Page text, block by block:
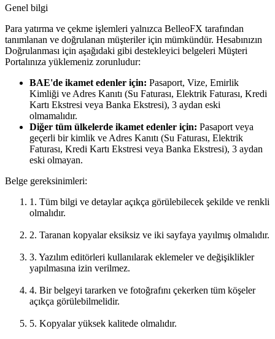
Genel bilgi
Para yatırma ve çekme işlemleri yalnızca BelleoFX tarafından
tanımlanan ve doğrulanan müşteriler için mümkündür. Hesabınızın
Doğrulanması için aşağıdaki gibi destekleyici belgeleri Müşteri
Portalınıza yüklemeniz zorunludur:
BAE'de ikamet edenler için: Pasaport, Vize, Emirlik
Kimliği ve Adres Kanıtı (Su Faturası, Elektrik Faturası, Kredi
Kartı Ekstresi veya Banka Ekstresi), 3 aydan eski
olmamalıdır.
Diğer tüm ülkelerde ikamet edenler için: Pasaport veya
geçerli bir kimlik ve Adres Kanıtı (Su Faturası, Elektrik
Faturası, Kredi Kartı Ekstresi veya Banka Ekstresi), 3 aydan
eski olmayan.
Belge gereksinimleri:
1. Tüm bilgi ve detaylar açıkça görülebilecek şekilde ve renkli
olmalıdır.
2. Taranan kopyalar eksiksiz ve iki sayfaya yayılmış olmalıdır.
3. Yazılım editörleri kullanılarak eklemeler ve değişiklikler
yapılmasına izin verilmez.
4. Bir belgeyi tararken ve fotoğrafını çekerken tüm köşeler
açıkça görülebilmelidir.
5. Kopyalar yüksek kalitede olmalıdır.